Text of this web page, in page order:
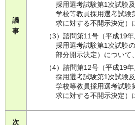
議
事
採用選考試験第1次試験
学校等教員採用選考試験
求に対する不開示決定）
（3）諮問第11号（平成19
採用選考試験第1次試験
部分開示決定）について
（4）諮問第12号（平成19
採用選考試験第1次試験
学校等教員採用選考試験
求に対する不開示決定）
次